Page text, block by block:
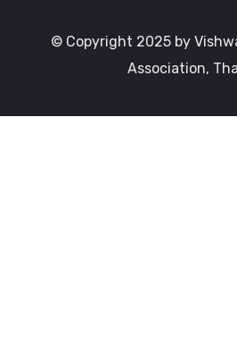
© Copyright 2025 by
Association,